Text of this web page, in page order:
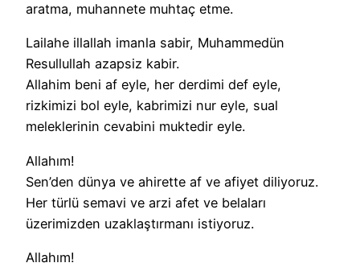
aratma, muhannete muhtaç etme.
Lailahe illallah imanla sabir, Muhammedün
Resullullah azapsiz kabir.
Allahim beni af eyle, her derdimi def eyle,
rizkimizi bol eyle, kabrimizi nur eyle, sual
meleklerinin cevabini muktedir eyle.
Allahım!
Sen’den dünya ve ahirette af ve afiyet diliyoruz.
Her türlü semavi ve arzi afet ve belaları
üzerimizden uzaklaştırmanı istiyoruz.
Allahım!